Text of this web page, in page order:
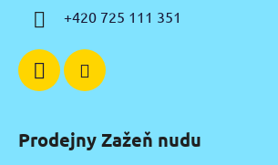
+420 725 111 351
Prodejny Zažeň nudu